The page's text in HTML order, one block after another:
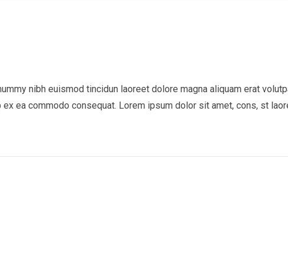
nibh euismod tincidun laoreet dolore magna aliquam erat
ea commodo consequat. Lorem ipsum dolor sit amet, cons, st